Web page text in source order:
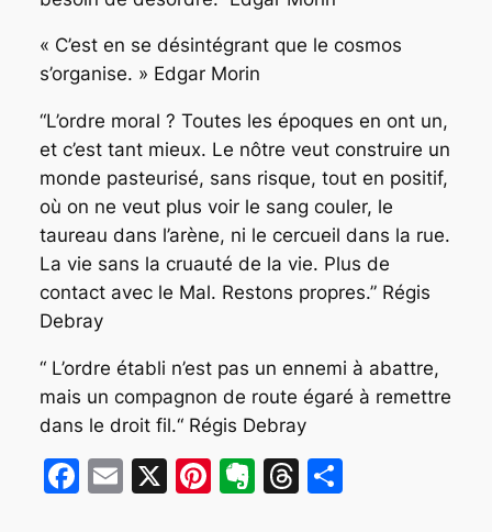
« C’est en se désintégrant que le cosmos
s’organise. » Edgar Morin
“L’ordre moral ? Toutes les époques en ont un,
et c’est tant mieux. Le nôtre veut construire un
monde pasteurisé, sans risque, tout en positif,
où on ne veut plus voir le sang couler, le
taureau dans l’arène, ni le cercueil dans la rue.
La vie sans la cruauté de la vie. Plus de
contact avec le Mal. Restons propres.”Régis
Debray
“ L’ordre établi n’est pas un ennemi à abattre,
mais un compagnon de route égaré à remettre
dans le droit fil.“ Régis Debray
Facebook
Email
X Pinterest
Evernote
Threads
Partager